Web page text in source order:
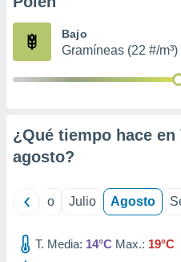
publicidad
1199
Bajo
Gramíneas (22 #/m³)
¿Qué tiempo hace en
agosto?
Junio Julio Agosto
T. Media: 14°C Max.: 19°C